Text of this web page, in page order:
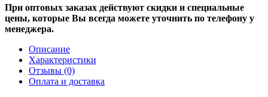
При оптовых заказах действуют скидки и специальные
цены, которые Вы всегда можете уточнить по телефону у
менеджера.
Описание
Характеристики
Отзывы (0)
Оплата и доставка